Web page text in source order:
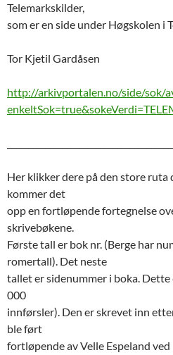
Telemarkskilder,
som er en side under Høgskolen i
Tor Kjetil Gardåsen
http://arkivportalen.no/side/sok/
Her klikker dere på den store
kommer det
opp en fortløpende fortegnelse
skrivebøkene.
Første tall er bok nr. (Berge har
romertall). Det neste
tallet er sidenummer i boka.
000
innførsler). Den er skrevet inn
ble ført
fortløpende av Velle Espeland